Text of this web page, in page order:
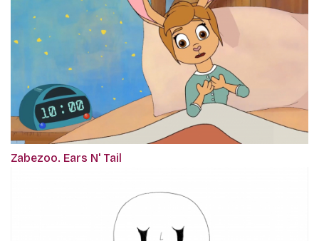
Zabezoo. Ears N' Tail